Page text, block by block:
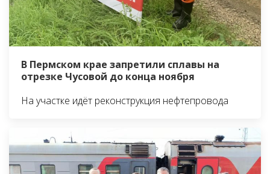
В Пермском крае запретили сплавы на
отрезке Чусовой до конца ноября
На участке идёт реконструкция нефтепровода